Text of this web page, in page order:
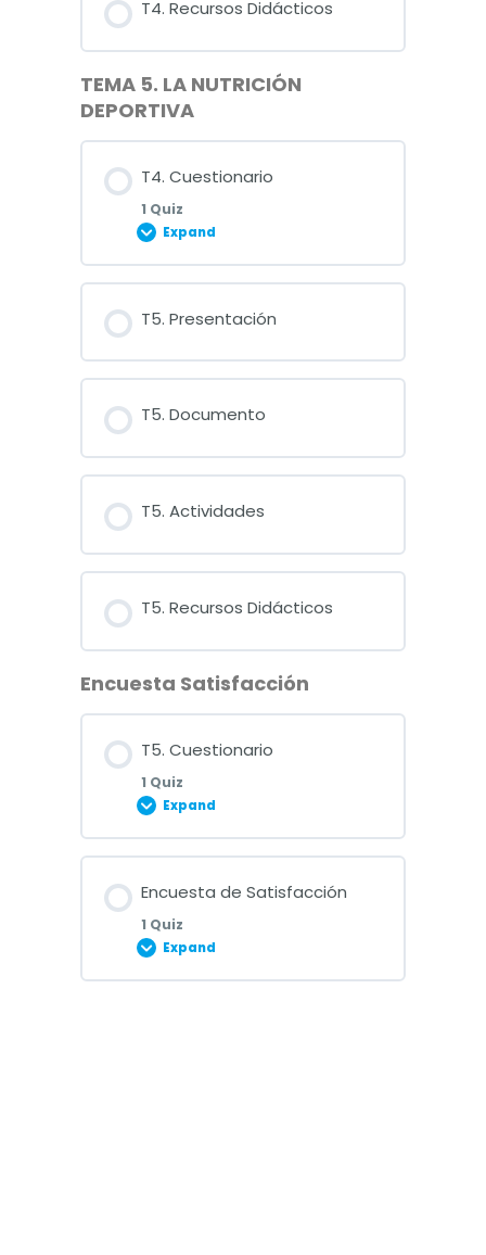
T4. Recursos Didácticos
TEMA 5. LA NUTRICIÓN
DEPORTIVA
T4. Cuestionario
1 Quiz
Expand
T5. Presentación
T5. Documento
T5. Actividades
T5. Recursos Didácticos
Encuesta Satisfacción
T5. Cuestionario
1 Quiz
Expand
Encuesta de Satisfacción
1 Quiz
Expand